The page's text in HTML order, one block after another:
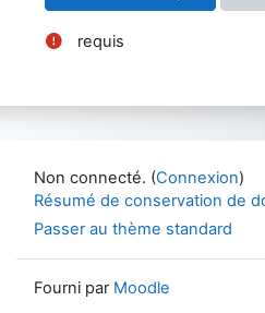
requis
Non connecté. (Connexion)
Résumé de conservation de
Passer au thème standard
Fourni par Moodle